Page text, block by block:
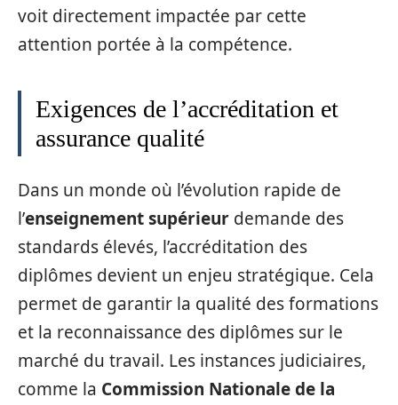
voit directement impactée par cette
attention portée à la compétence.
Exigences de l’accréditation et
assurance qualité
Dans un monde où l’évolution rapide de
l’enseignement supérieur demande des
standards élevés, l’accréditation des
diplômes devient un enjeu stratégique. Cela
permet de garantir la qualité des formations
et la reconnaissance des diplômes sur le
marché du travail. Les instances judiciaires,
comme la Commission Nationale de la